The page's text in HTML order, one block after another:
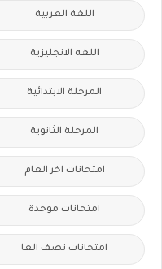
اللغة العربية
اللغه الانجليزية
المرحلة الابتدائية
المرحلة الثانوية
امتحانات اخر العام
امتحانات موحدة
امتحانات نصف العا